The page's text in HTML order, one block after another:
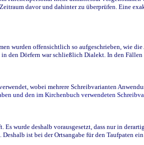
davor und dahinter zu überprüfen. Eine
wurden offensichtlich so aufgeschrieben, wie
den Dörfern war schließlich Dialekt. In den
wobei mehrere Schreibvarianten
und den im Kirchenbuch verwendeten
wurde deshalb vorausgesetzt, dass nur in
ist bei der Ortsangabe für den Taufpaten